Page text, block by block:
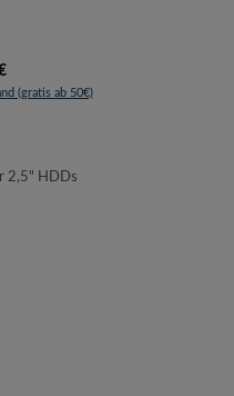
Preis:
(gratis ab 50€)